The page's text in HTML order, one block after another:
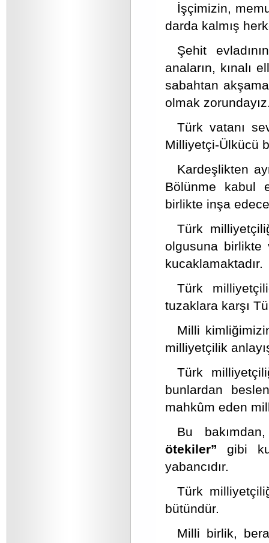
İşçimizin,
darda kalmış
Şehit
anaların, kınalı
sabahtan
olmak
Türk vatanı
Milliyetçi-Ülkücü
Kardeşlikten
Bölünme kabul
birlikte inşa
Türk
olgusuna birlikte
kucaklamaktadır.
Türk
tuzaklara karşı
Milli
milliyetçilik
Türk
bunlardan
mahkûm eden
Bu
ötekiler”gibi
yabancıdır.
Türk
bütündür.
Milli birlik,